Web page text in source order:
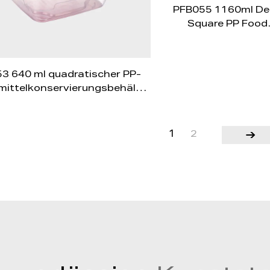
640 ml quadratischer PP-
PFB055 1160ml
Square PP Food
1 2